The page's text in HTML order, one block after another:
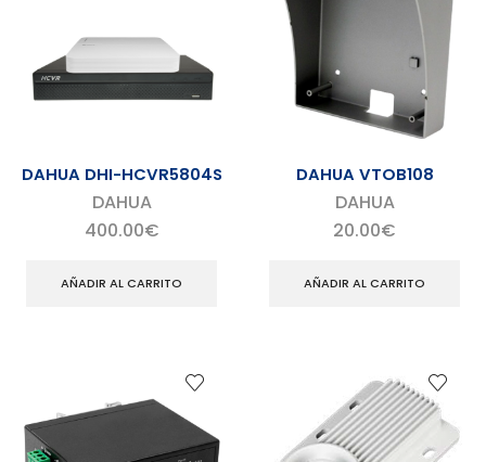
DAHUA DHI-HCVR5804S
DAHUA
400.00€
AÑADIR AL CARRITO
DAHUA VTOB108
DAHUA
20.00€
AÑADIR AL CARRITO